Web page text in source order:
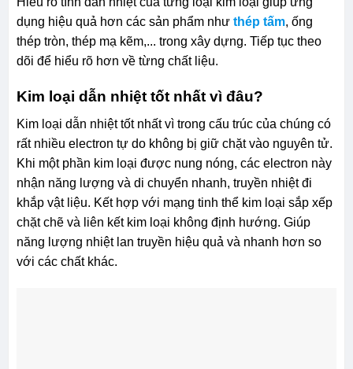
dụng hiệu quả hơn các sản phẩm như thép tấm, ống
thép tròn, thép mạ kẽm,... trong xây dựng. Tiếp tục theo
dõi để hiểu rõ hơn về từng chất liệu.
Kim loại dẫn nhiệt tốt nhất vì đâu?
Kim loại dẫn nhiệt tốt nhất vì trong cấu trúc của chúng có
rất nhiều electron tự do không bị giữ chặt vào nguyên tử.
Khi một phần kim loại được nung nóng, các electron này
nhận năng lượng và di chuyển nhanh, truyền nhiệt đi
khắp vật liệu. Kết hợp với mạng tinh thể kim loại sắp xếp
chặt chẽ và liên kết kim loại không định hướng. Giúp
năng lượng nhiệt lan truyền hiệu quả và nhanh hơn so
với các chất khác.